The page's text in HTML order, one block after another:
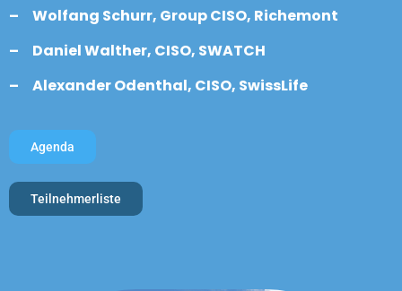
– Wolfang Schurr, Group CISO, Richemont
– Daniel Walther, CISO, SWATCH
– Alexander Odenthal, CISO, SwissLife
Agenda
Teilnehmerliste